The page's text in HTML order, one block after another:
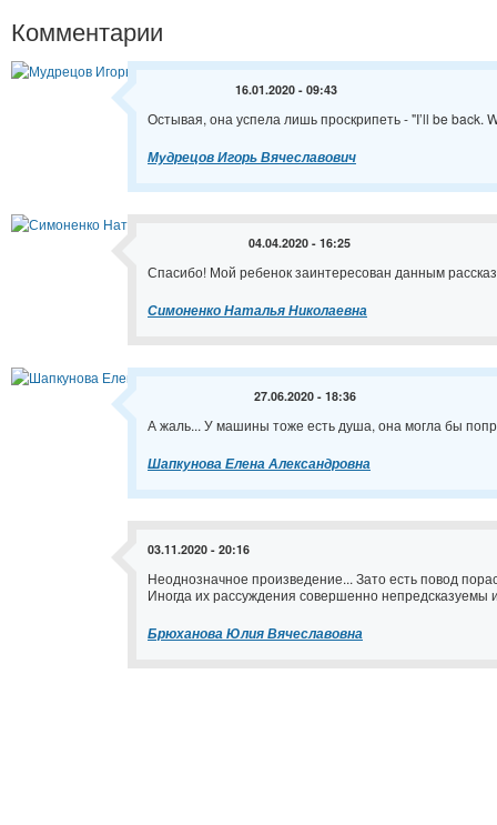
Комментарии
16.01.2020 - 09:43
Остывая, она успела лишь проскрипеть - "I’ll be back.
Мудрецов Игорь Вячеславович
04.04.2020 - 16:25
Спасибо! Мой ребенок заинтересован данным
Симоненко Наталья Николаевна
27.06.2020 - 18:36
А жаль... У машины тоже есть душа, она могла бы
Шапкунова Елена Александровна
03.11.2020 - 20:16
Неоднозначное произведение... Зато есть повод
Иногда их рассуждения совершенно непредсказуемы
Брюханова Юлия Вячеславовна